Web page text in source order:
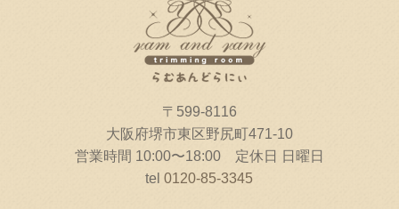
〒599-8116
大阪府堺市東区野尻町471-10
営業時間 10:00〜18:00 定休日 日曜日
tel0120-85-3345